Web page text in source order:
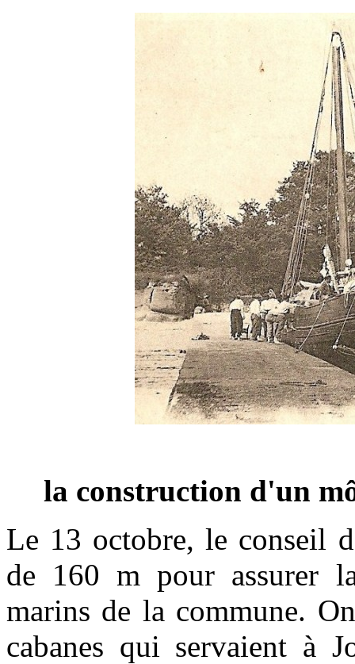
la construction d'un
Le 13 octobre, le conseil
de 160 m pour assurer
marins de la commune.
cabanes qui servaient à